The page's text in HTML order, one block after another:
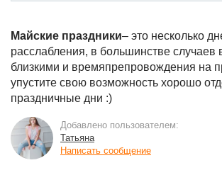
Майские праздники– это несколько
расслабления, в большинстве случаев
близкими и времяпрепровождения на
упустите свою возможность хорошо
праздничные дни :)
Добавлено пользователем:
Татьяна
Написать сообщение